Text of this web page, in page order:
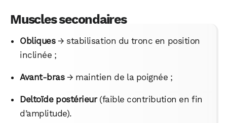
Muscles secondaires
Obliques→ stabilisation du tronc en position
inclinée ;
Avant-bras→ maintien de la poignée ;
Deltoïde postérieur(faible contribution en fin
d’amplitude).